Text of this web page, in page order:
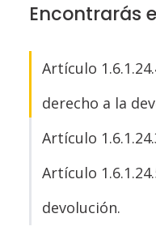
Encontrarás
Artículo
derecho a la
Artículo
Artículo
devolución.